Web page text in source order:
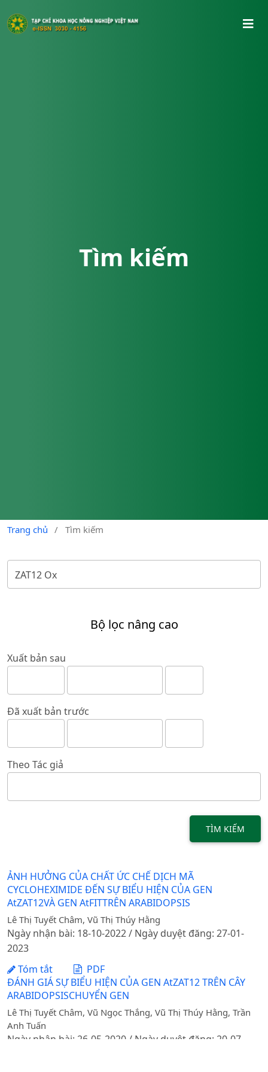
Tìm kiếm
Trang chủ / Tìm kiếm
Bộ lọc nâng cao
Xuất bản sau
Đã xuất bản trước
Theo Tác giả
TÌM KIẾM
ẢNH HƯỞNG CỦA CHẤT ỨC CHẾ DỊCH MÃ
CYCLOHEXIMIDE ĐẾN SỰ BIỂU HIỆN CỦA GEN
AtZAT12VÀ GEN AtFITTRÊN ARABIDOPSIS
Lê Thị Tuyết Châm, Vũ Thị Thúy Hằng
Ngày nhận bài: 18-10-2022 / Ngày duyệt đăng: 27-01-
2023
Tóm tắt
PDF
ĐÁNH GIÁ SỰ BIỂU HIỆN CỦA GEN AtZAT12 TRÊN CÂY
ARABIDOPSISCHUYỂN GEN
Lê Thị Tuyết Châm, Vũ Ngọc Thắng, Vũ Thị Thúy Hằng, Trần
Anh Tuấn
Ngày nhận bài: 26-05-2020 / Ngày duyệt đăng: 20-07-